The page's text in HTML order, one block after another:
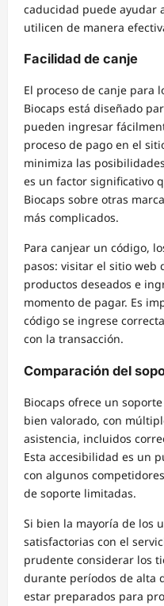
caducidad puede ayudar
utilicen de manera
Facilidad de canje
El proceso de canje para
Biocaps está diseñado
pueden ingresar
proceso de pago en el
minimiza las
es un factor significativo
Biocaps sobre otras
más complicados.
Para canjear un código,
pasos: visitar el sitio web
productos deseados e
momento de pagar. Es
código se ingrese
con la transacción.
Comparación del
Biocaps ofrece un
bien valorado, con
asistencia, incluidos
Esta accesibilidad es un
con algunos
de soporte limitadas.
Si bien la mayoría de los
satisfactorias con el
prudente considerar los
durante períodos de alta
estar preparados para